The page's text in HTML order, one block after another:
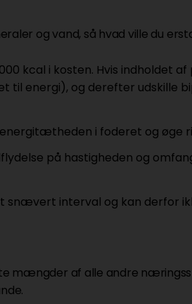
og vand, så hvad ville du
kcal i kosten. Hvis indholdet
til energi), og derefter udskille
i foderet og øge
på hastigheden og
snævert interval og kan derfor
mængder af alle andre